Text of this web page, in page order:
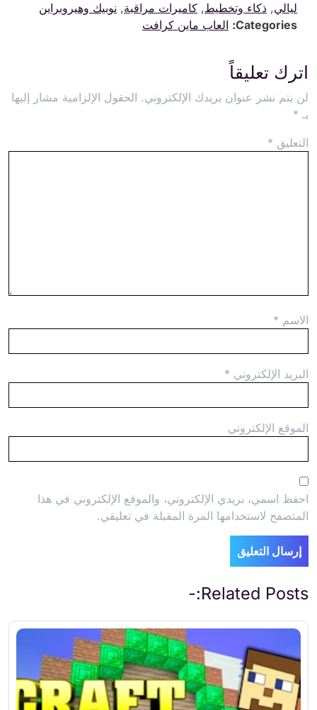
ليالي, ذكاء وتخطيط, كاميرات مراقبة, نوبيك وهيروبراين
Categories: العاب ماين كرافت
اترك تعليقاً
لن يتم نشر عنوان بريدك الإلكتروني. الحقول الإلزامية مشار إليها
بـ *
التعليق *
الاسم *
البريد الإلكتروني *
الموقع الإلكتروني
احفظ اسمي، بريدي الإلكتروني، والموقع الإلكتروني في هذا
المتصفح لاستخدامها المرة المقبلة في تعليقي.
Related Posts:-